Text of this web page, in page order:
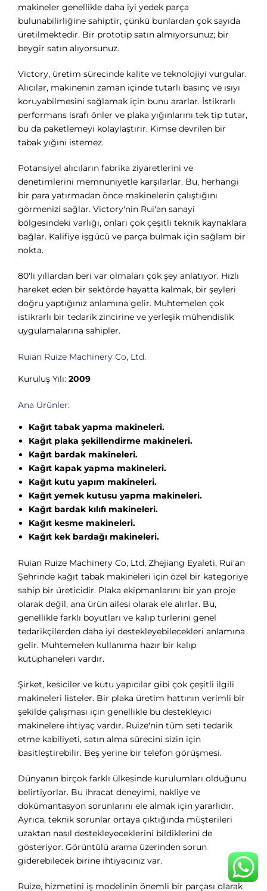
makineler genellikle daha iyi yedek parça
bulunabilirliğine sahiptir, çünkü bunlardan çok sayıda
üretilmektedir. Bir prototip satın almıyorsunuz; bir
beygir satın alıyorsunuz.
Victory, üretim sürecinde kalite ve teknolojiyi vurgular.
Alıcılar, makinenin zaman içinde tutarlı basınç ve ısıyı
koruyabilmesini sağlamak için bunu ararlar. İstikrarlı
performans israfı önler ve plaka yığınlarını tek tip tutar,
bu da paketlemeyi kolaylaştırır. Kimse devrilen bir
tabak yığını istemez.
Potansiyel alıcıların fabrika ziyaretlerini ve
denetimlerini memnuniyetle karşılarlar. Bu, herhangi
bir para yatırmadan önce makinelerin çalıştığını
görmenizi sağlar. Victory'nin Rui'an sanayi
bölgesindeki varlığı, onları çok çeşitli teknik kaynaklara
bağlar. Kalifiye işgücü ve parça bulmak için sağlam bir
nokta.
80'li yıllardan beri var olmaları çok şey anlatıyor. Hızlı
hareket eden bir sektörde hayatta kalmak, bir şeyleri
doğru yaptığınız anlamına gelir. Muhtemelen çok
istikrarlı bir tedarik zincirine ve yerleşik mühendislik
uygulamalarına sahipler.
Ruian Ruize Machinery Co, Ltd.
Kuruluş Yılı: 2009
Ana Ürünler:
Kağıt tabak yapma makineleri.
Kağıt plaka şekillendirme makineleri.
Kağıt bardak makineleri.
Kağıt kapak yapma makineleri.
Kağıt kutu yapım makineleri.
Kağıt yemek kutusu yapma makineleri.
Kağıt bardak kılıfı makineleri.
Kağıt kesme makineleri.
Kağıt kek bardağı makineleri.
Ruian Ruize Machinery Co, Ltd, Zhejiang Eyaleti, Rui'an
Şehrinde kağıt tabak makineleri için özel bir kategoriye
sahip bir üreticidir. Plaka ekipmanlarını bir yan proje
olarak değil, ana ürün ailesi olarak ele alırlar. Bu,
genellikle farklı boyutları ve kalıp türlerini genel
tedarikçilerden daha iyi destekleyebilecekleri anlamına
gelir. Muhtemelen kullanıma hazır bir kalıp
kütüphaneleri vardır.
Şirket, kesiciler ve kutu yapıcılar gibi çok çeşitli ilgili
makineleri listeler. Bir plaka üretim hattının verimli bir
şekilde çalışması için genellikle bu destekleyici
makinelere ihtiyaç vardır. Ruize'nin tüm seti tedarik
etme kabiliyeti, satın alma sürecini sizin için
basitleştirebilir. Beş yerine bir telefon görüşmesi.
Dünyanın birçok farklı ülkesinde kurulumları olduğunu
belirtiyorlar. Bu ihracat deneyimi, nakliye ve
dokümantasyon sorunlarını ele almak için yararlıdır.
Ayrıca, teknik sorunlar ortaya çıktığında müşterileri
uzaktan nasıl destekleyeceklerini bildiklerini de
gösteriyor. Görüntülü arama üzerinden sorun
giderebilecek birine ihtiyacınız var.
Ruize, hizmetini iş modelinin önemli bir parçası olarak